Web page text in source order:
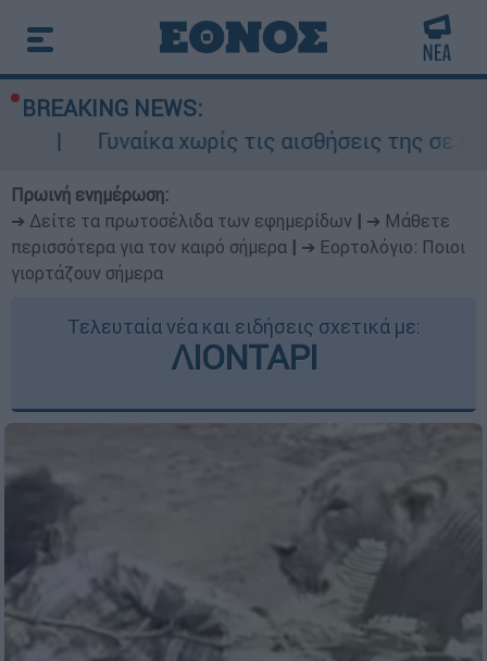
BREAKING NEWS:
χωρίς τις αισθήσεις της σε ακάλυπτο
Πρωινή ενημέρωση:
➔ Δείτε τα πρωτοσέλιδα των εφημερίδων
➔ Μάθετε
περισσότερα για τον καιρό σήμερα
➔ Εορτολόγιο: Ποιοι
γιορτάζουν σήμερα
Τελευταία νέα και ειδήσεις σχετικά με:
ΛΙΟΝΤΑΡΙ